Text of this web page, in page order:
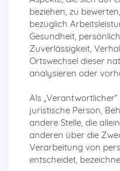
beziehen, zu
bezüglich
Gesundheit,
Zuverlässigkeit,
Ortswechsel dieser
analysieren oder
Als
juristische Person,
andere Stelle, die
anderen über die
Verarbeitung von
entscheidet,